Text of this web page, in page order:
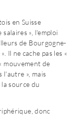
en Suisse
», l'emploi
de Bourgogne-
Il ne cache pas les «
mouvement de
l'autre », mais
source du
donc